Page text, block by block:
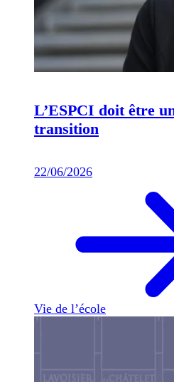
L’ESPCI doit être
transition
22/06/2026
Vie de l’école